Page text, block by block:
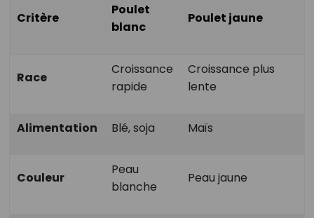
Critère
Poulet
blanc
Poulet jaune
Race
Croissance
rapide
Croissance plus
lente
Alimentation Blé, soja Maïs
Couleur
Peau
blanche
Peau jaune